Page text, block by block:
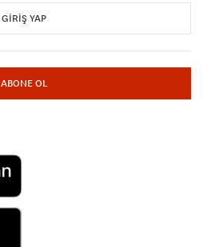
GIRIŞ YAP
ABONE OL